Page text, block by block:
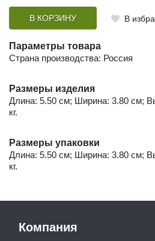
В КОРЗИНУ В
Параметры товара
Страна производства: Россия
Размеры изделия
Длина: 5.50 см; Ширина: 3.80 см;
кг.
Размеры упаковки
Длина: 5.50 см; Ширина: 3.80 см;
кг.
Компания